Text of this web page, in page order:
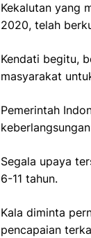
Kekalutan yang
2020, telah
Kendati begitu,
masyarakat
Pemerintah
Segala upaya
6-11 tahun.
Kala diminta
pencapaian